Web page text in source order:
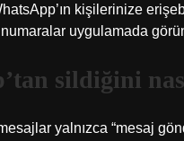
kişilerinize
uygulamada
sildiğini
yalnızca “mesaj